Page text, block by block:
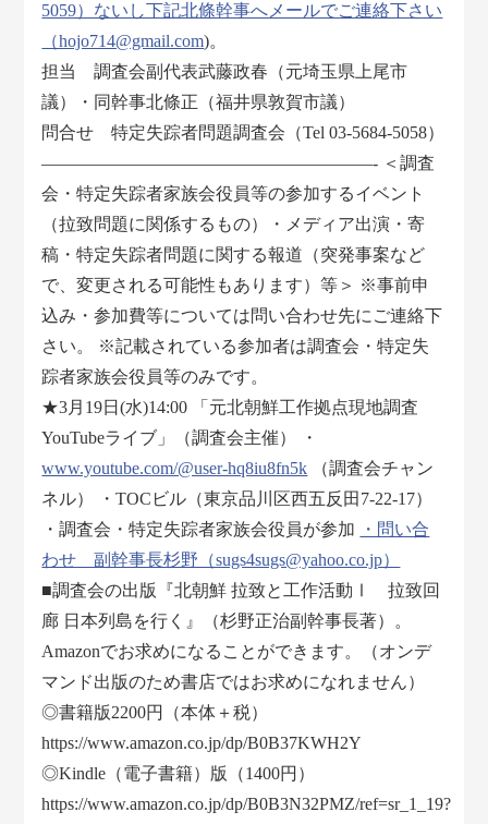
5059）ないし下記北條幹事へメールでご連絡下さい
（hojo714@gmail.com)。
担当 調査会副代表武藤政春（元埼玉県上尾市
議）・同幹事北條正（福井県敦賀市議）
問合せ 特定失踪者問題調査会（Tel 03-5684-5058）
―――――――――――――――――――- ＜調査
会・特定失踪者家族会役員等の参加するイベント
（拉致問題に関係するもの）・メディア出演・寄
稿・特定失踪者問題に関する報道（突発事案など
で、変更される可能性もあります）等＞ ※事前申
込み・参加費等については問い合わせ先にご連絡下
さい。 ※記載されている参加者は調査会・特定失
踪者家族会役員等のみです。
★3月19日(水)14:00 「元北朝鮮工作拠点現地調査
YouTubeライブ」（調査会主催） ・
www.youtube.com/@user-hq8iu8fn5k （調査会チャン
ネル） ・TOCビル（東京品川区西五反田7-22-17）
・調査会・特定失踪者家族会役員が参加
・問い合
わせ 副幹事長杉野（sugs4sugs@yahoo.co.jp）
■調査会の出版『北朝鮮 拉致と工作活動Ⅰ 拉致回
廊 日本列島を行く』（杉野正治副幹事長著）。
Amazonでお求めになることができます。（オンデ
マンド出版のため書店ではお求めになれません）
◎書籍版2200円（本体＋税）
https://www.amazon.co.jp/dp/B0B37KWH2Y
◎Kindle（電子書籍）版（1400円）
https://www.amazon.co.jp/dp/B0B3N32PMZ/ref=sr_1_19?